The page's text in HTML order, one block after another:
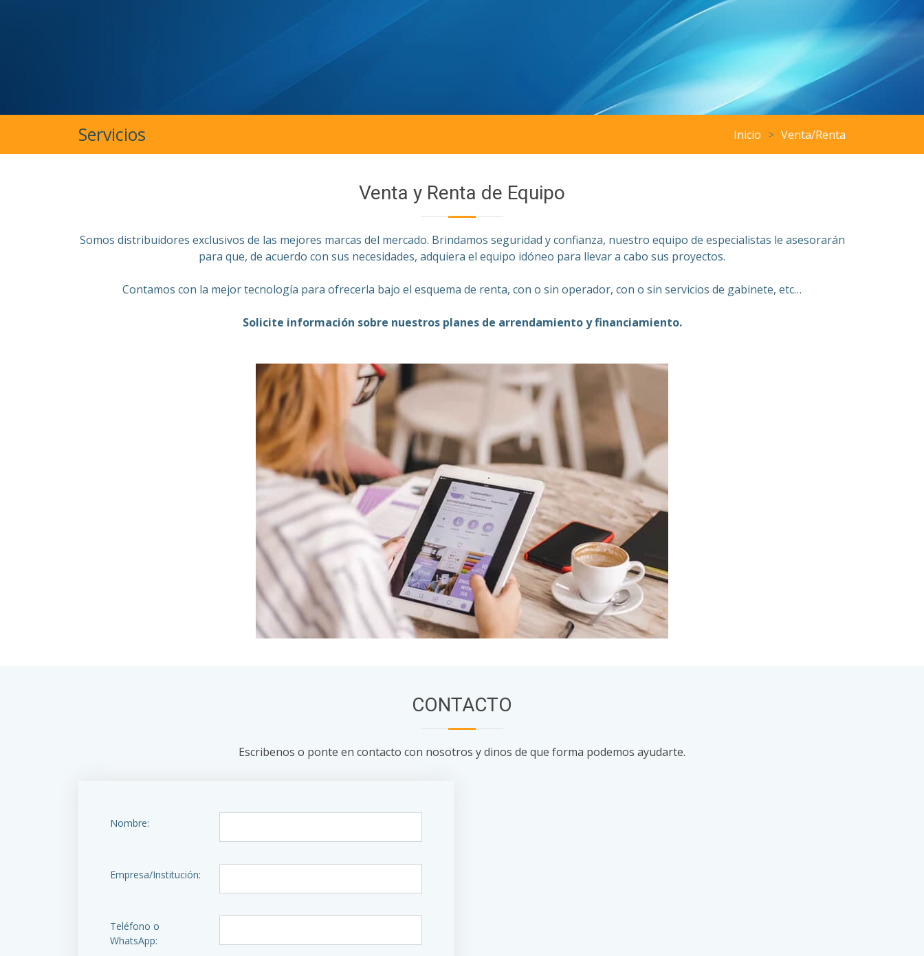
Servicios Inicio Venta/Renta
Venta y Renta de Equipo
Somos distribuidores exclusivos de las mejores marcas del mercado. Brindamos seguridad y confianza, nuestro equipo de especialistas le asesorarán
para que, de acuerdo con sus necesidades, adquiera el equipo idóneo para llevar a cabo sus proyectos.
Contamos con la mejor tecnología para ofrecerla bajo el esquema de renta, con o sin operador, con o sin servicios de gabinete, etc…
Solicite información sobre nuestros planes de arrendamiento y financiamiento.
CONTACTO
Escribenos o ponte en contacto con nosotros y dinos de que forma podemos ayudarte.
Nombre:
Empresa/Institución:
Teléfono o
WhatsApp: